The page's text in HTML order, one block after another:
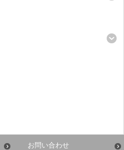
お問い合わせ